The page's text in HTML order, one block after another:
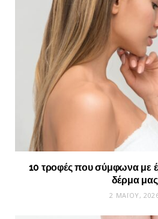
10 τροφές που σύμφωνα με
δέρμα μας
2 ΜΑΪ́ΟΥ,